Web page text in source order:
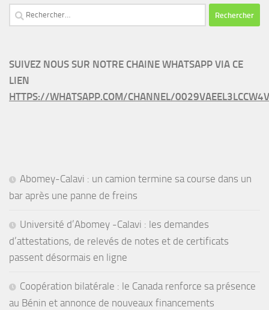
Rechercher :
SUIVEZ NOUS SUR NOTRE CHAINE WHATSAPP VIA CE
LIEN
HTTPS://WHATSAPP.COM/CHANNEL/
Abomey-Calavi : un camion termine sa course dans un
bar après une panne de freins
Université d’Abomey -Calavi : les demandes
d’attestations, de relevés de notes et de certificats
passent désormais en ligne
Coopération bilatérale : le Canada renforce sa présence
au Bénin et annonce de nouveaux financements